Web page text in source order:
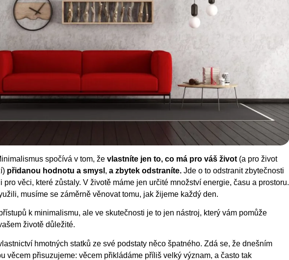
spočívá v tom, že vlastníte jen to, co má pro váš život (a pro život
přidanou hodnotu a smysl , a zbytek odstraníte. Jde o to odstranit zbytečnosti
pro věci, které zůstaly. V životě máme jen určité množství energie, času a prostoru.
musíme se záměrně věnovat tomu, jak žijeme každý den.
k minimalismu, ale ve skutečnosti je to jen nástroj, který vám pomůže
životě důležité.
hmotných statků ze své podstaty něco špatného. Zdá se, že dnešním
věcem přisuzujeme: věcem přikládáme příliš velký význam, a často tak